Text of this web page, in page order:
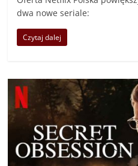
dwa nowe seriale:
Czytaj dalej